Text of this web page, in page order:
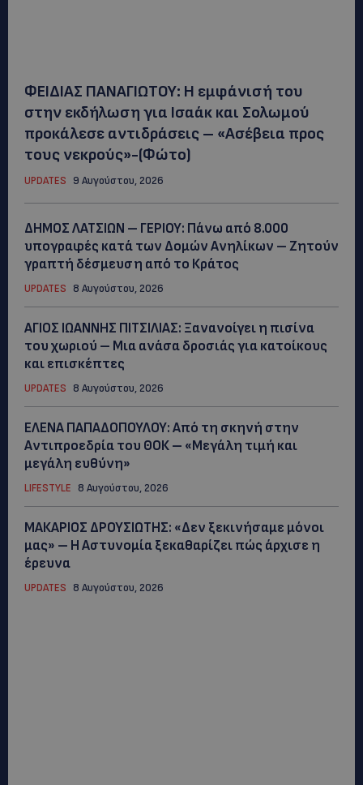
ΦΕΙΔΙΑΣ ΠΑΝΑΓΙΩΤΟΥ: Η εμφάνισή του
στην εκδήλωση για Ισαάκ και Σολωμού
προκάλεσε αντιδράσεις – «Ασέβεια προς
τους νεκρούς»-(Φώτο)
UPDATES 9 Αυγούστου, 2026
ΔΗΜΟΣ ΛΑΤΣΙΩΝ – ΓΕΡΙΟΥ: Πάνω από 8.000
υπογραφές κατά των Δομών Ανηλίκων – Ζητούν
γραπτή δέσμευση από το Κράτος
UPDATES 8 Αυγούστου, 2026
ΑΓΙΟΣ ΙΩΑΝΝΗΣ ΠΙΤΣΙΛΙΑΣ: Ξανανοίγει η πισίνα
του χωριού – Μια ανάσα δροσιάς για κατοίκους
και επισκέπτες
UPDATES 8 Αυγούστου, 2026
ΕΛΕΝΑ ΠΑΠΑΔΟΠΟΥΛΟΥ: Από τη σκηνή στην
Αντιπροεδρία του ΘΟΚ – «Μεγάλη τιμή και
μεγάλη ευθύνη»
LIFESTYLE 8 Αυγούστου, 2026
ΜΑΚΑΡΙΟΣ ΔΡΟΥΣΙΩΤΗΣ: «Δεν ξεκινήσαμε μόνοι
μας» – Η Αστυνομία ξεκαθαρίζει πώς άρχισε η
έρευνα
UPDATES 8 Αυγούστου, 2026